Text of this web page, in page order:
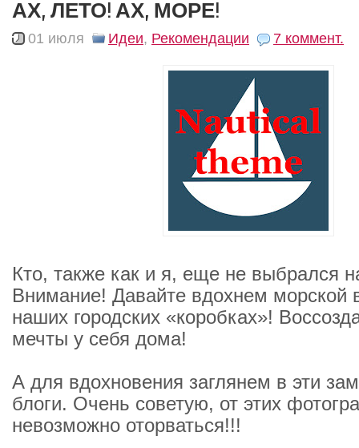
АХ, ЛЕТО! АХ, МОРЕ!
01 июля Идеи, Рекомендации 7 коммент.
Кто, также как и я, еще не выбрался
Внимание! Давайте вдохнем морской
наших городских «коробках»!
мечты у себя дома!
А для вдохновения заглянем в эти
блоги. Очень советую, от этих
невозможно оторваться!!!